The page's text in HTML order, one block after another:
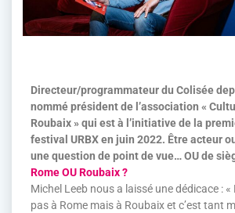
Directeur/programmateur du Colisée
nommé président de l’association «
Roubaix » qui est à l’initiative de la
festival URBX en juin 2022. Être acteur
une question de point de vue… OU de
Rome OU Roubaix ?
Michel Leeb nous a laissé une dédicace : «
pas à Rome mais à Roubaix et c’est tant